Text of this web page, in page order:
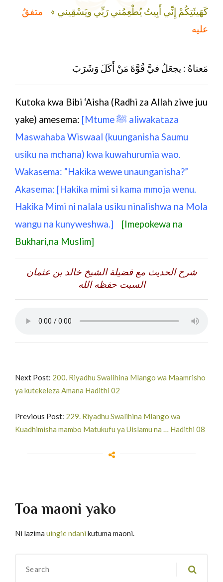
كَهَيئَتِكُمْ إِنِّي أَبِيتُ يُطْعِمُني رَبِّي ويَسْقِيني »
متفقٌ
عليه
مَعناهُ : يجعَلُ فيَّ قُوَّةَ مَنْ أَكَلَ وَشَرَبَ
Kutoka kwa Bibi ‘Aisha (Radhi za Allah ziwe juu
yake) amesema: [Mtume ﷺ aliwakataza
Maswahaba Wiswaal (kuunganisha Saumu
usiku na mchana) kwa kuwahurumia wao.
Wakasema: “Hakika wewe unaunganisha?”
Akasema: [Hakika mimi si kama mmoja wenu.
Hakika Mimi ni nalala usiku ninalishwa na Mola
wangu na kunyweshwa.]
[Imepokewa na
Bukhari,na Muslim]
شرح الحديث مع فضيلة الشيخ خالد بن عثمان
السبت حفظه الله
Next Post: 200. Riyadhu Swalihina Mlango wa Maamrisho
ya kutekeleza Amana Hadithi 02
Previous Post: 229. Riyadhu Swalihina Mlango wa
Kuadhimisha mambo Matukufu ya Uislamu na … Hadithi 08
Toa maoni yako
Ni lazima uingie ndani kutuma maoni.